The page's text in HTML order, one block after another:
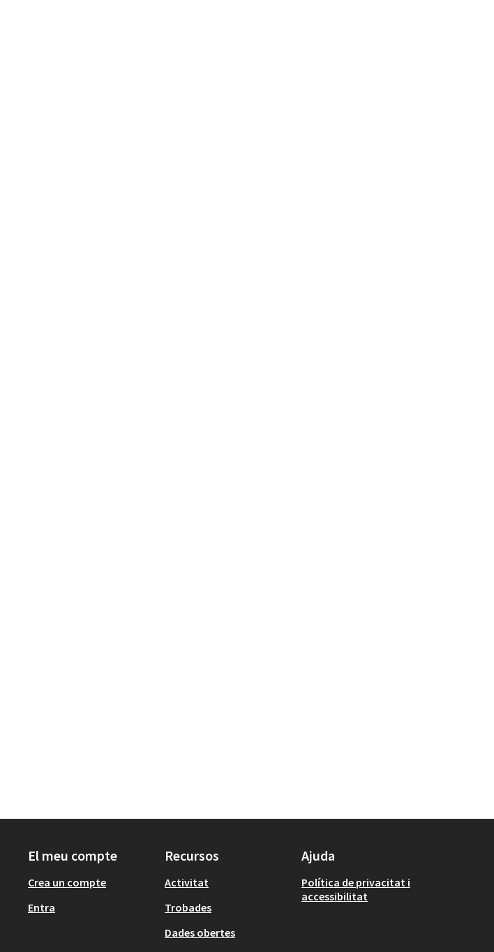
El meu compte
Crea un compte
Entra
Recursos
Activitat
Trobades
Dades obertes
Ajuda
Política de privacitat i
accessibilitat